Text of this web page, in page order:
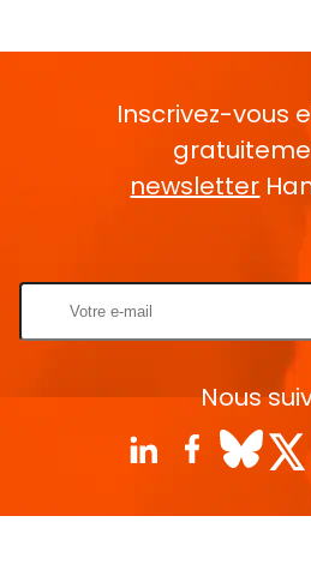
Inscrivez-vous
newsletter
Nous